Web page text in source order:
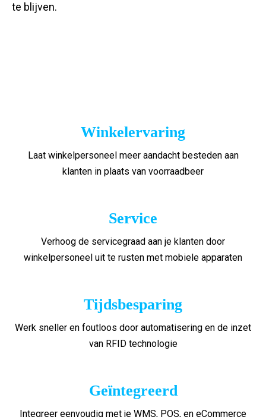
te blijven.
Winkelervaring
Laat winkelpersoneel meer aandacht besteden aan
klanten in plaats van voorraadbeer
Service
Verhoog de servicegraad aan je klanten door
winkelpersoneel uit te rusten met mobiele apparaten
Tijdsbesparing
Werk sneller en foutloos door automatisering en de inzet
van RFID technologie
Geïntegreerd
Integreer eenvoudig met je WMS, POS, en eCommerce